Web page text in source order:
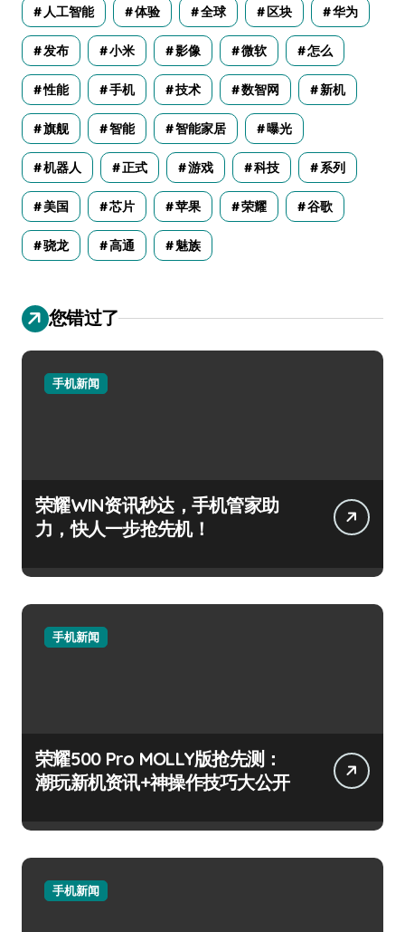
人工智能 体验 全球 区块 华为
发布 小米 影像 微软 怎么
性能 手机 技术 数智网 新机
旗舰 智能 智能家居 曝光
机器人 正式 游戏 科技 系列
美国 芯片 苹果 荣耀 谷歌
骁龙 高通 魅族
您错过了
手机新闻
荣耀WIN资讯秒达，手机管家助
力，快人一步抢先机！
手机新闻
荣耀500 Pro MOLLY版抢先测：
潮玩新机资讯+神操作技巧大公开
手机新闻